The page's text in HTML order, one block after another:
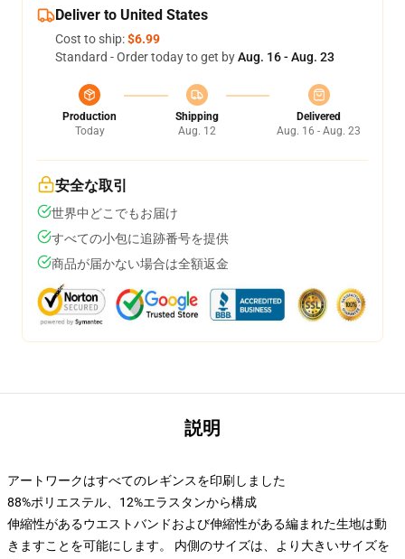
Deliver to United States
Cost to ship:$6.99
Standard - Order today to get byAug. 16 - Aug. 23
Production
Today
Shipping
Aug. 12
Delivered
Aug. 16 - Aug. 23
安全な取引
世界中どこでもお届け
すべての小包に追跡番号を提供
商品が届かない場合は全額返金
説明
アートワークはすべてのレギンスを印刷しました
88%ポリエステル、12%エラスタンから構成
伸縮性があるウエストバンドおよび伸縮性がある編まれた生地は動
きますことを可能にします。 内側のサイズは、より大きいサイズを